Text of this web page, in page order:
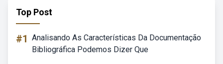
Top Post
#1 Analisando As Características Da Documentação
Bibliográfica Podemos Dizer Que